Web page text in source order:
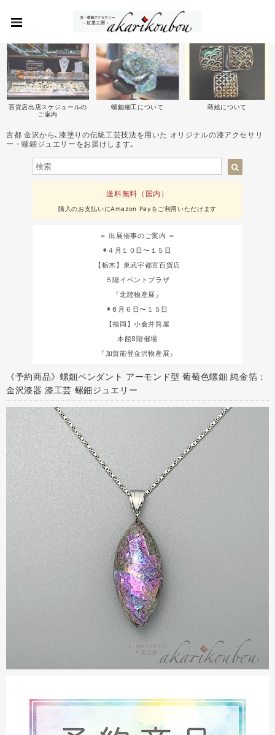
百貨店出店スケジュールの
ご案内
螺鈿細工について 蒔絵について
古都 金沢から､漆塗りの伝統工芸技法を用いた オリジナルの漆アクセサリ
ー・螺鈿ジュエリーをお届けします｡
送料無料（国内）
購入のお支払いにAmazon Payをご利用いただけます
＝ 出展催事のご案内 ＝
◉４月１０日〜１５日
【栃木】東武宇都宮百貨店
５階イベントプラザ
『北陸物産展』
◉６月６日〜１５日
【福岡】小倉井筒屋
本館8階催場
『加賀能登金沢物産展』
《予約商品》螺鈿ペンダント アーモンド型 葡萄色螺鈿 純金箔：
金沢漆器 漆工芸 螺鈿ジュエリー